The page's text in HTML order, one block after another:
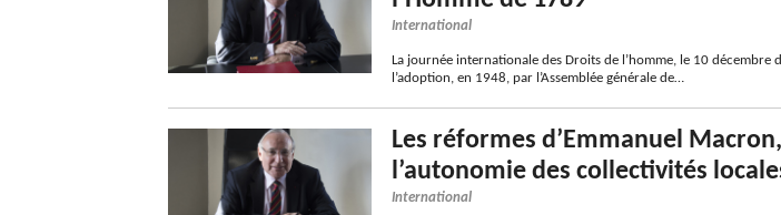
International
La journée internationale des Droits de l’homme, le 10 décembre
l’adoption, en 1948, par l’Assemblée générale de…
Les réformes d’Emmanuel
l’autonomie des collectivités
International